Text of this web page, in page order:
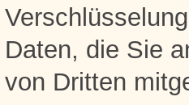
Daten, die Sie
von Dritten